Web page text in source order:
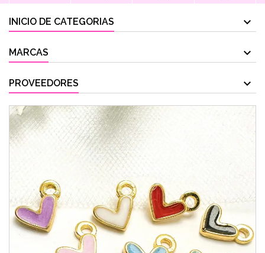
INICIO DE CATEGORIAS
MARCAS
PROVEEDORES